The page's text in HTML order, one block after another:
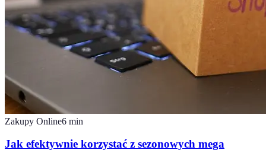
Zakupy Online6 min
Jak efektywnie korzystać z sezonowych mega